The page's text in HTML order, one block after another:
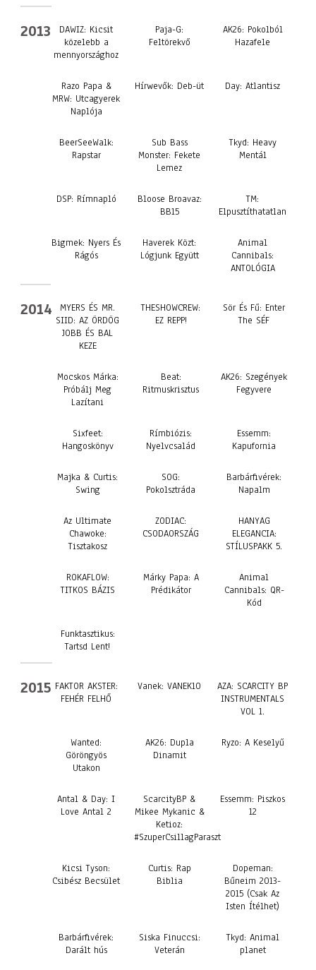
2013
DAWIZ: Kicsit
közelebb a
mennyországhoz
Paja-G:
Feltörekvő
AK26: Pokolból
Hazafele
Razo Papa &
MRW: Utcagyerek
Naplója
Hírwevők: Deb​-​üt Day: Atlantisz
BeerSeeWalk:
Rapstar
Sub Bass
Monster: Fekete
Lemez
Tkyd: Heavy
Mentál
DSP: Rímnapló
Bloose Broavaz:
BB15
TM:
Elpusztíthatatlan
Bigmek: Nyers És
Rágós
Haverek Közt:
Lógjunk Együtt
Animal
Cannibals:
ANTOLÓGIA
2014
MYERS ÉS MR.
SIID: AZ ÖRDÖG
JOBB ÉS BAL
KEZE
THESHOWCREW:
EZ REPP!
Sör És Fű: Enter
The SÉF
Mocskos Márka:
Próbálj Meg
Lazítani
Beat:
Ritmuskrisztus
AK26: Szegények
Fegyvere
Sixfeet:
Hangoskönyv
Rímbiózis:
Nyelvcsalád
Essemm:
Kapufornia
Majka & Curtis:
Swing
SOG:
Pokolsztráda
Barbárfivérek:
Napalm
Az Ultimate
Chawoke:
Tisztakosz
ZODIAC:
CSODAORSZÁG
HANYAG
ELEGANCIA:
STÍLUSPAKK 5.
ROKAFLOW:
TITKOS BÁZIS
Márky Papa: A
Prédikátor
Animal
Cannibals: QR-
Kód
Funktasztikus:
Tartsd Lent!
2015 FAKTOR AKSTER:
FEHÉR FELHŐ
Vanek: VANEK10
AZA: SCARCITY BP
INSTRUMENTALS
VOL 1.
Wanted:
Göröngyös
Utakon
AK26: Dupla
Dinamit
Ryzo: A Keselyű
Antal & Day: I
Love Antal 2
ScarcityBP &
Mikee Mykanic &
Ketioz:
#SzuperCsillagParaszt
Essemm: Piszkos
12
Kicsi Tyson:
Csibész Becsület
Curtis: Rap
Biblia
Dopeman:
Bűneim 2013-
2015 (Csak Az
Isten Ítélhet)
Barbárfivérek:
Darált hús
Siska Finuccsi:
Veterán
Tkyd: Animal
planet